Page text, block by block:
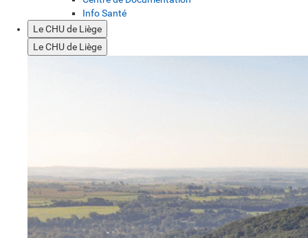
Info Santé
Le CHU de Liège
Le CHU de Liège